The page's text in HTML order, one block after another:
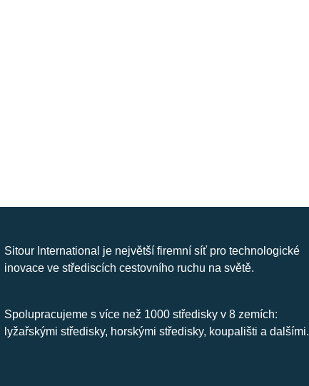
Sitour International je největší firemní síť pro technologické
inovace ve střediscích cestovního ruchu na světě.
Spolupracujeme s více než 1000 středisky v 8 zemích:
lyžařskými středisky, horskými středisky, koupališti a dalšími.